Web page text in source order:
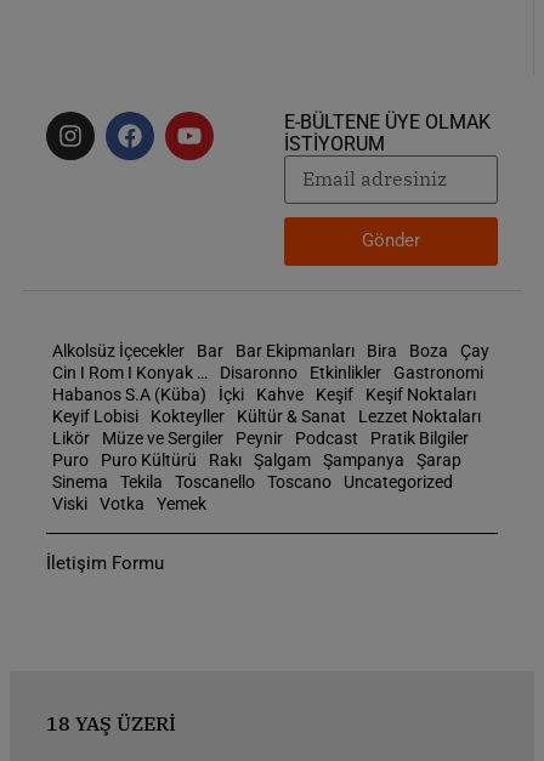
E-BÜLTENE ÜYE OLMAK
İSTİYORUM
Gönder
Alkolsüz İçecekler Bar Bar Ekipmanları Bira Boza
Çay
Cin I Rom I Konyak …
Disaronno Etkinlikler
Gastronomi
Habanos S.A (Küba)
İçki Kahve Keşif
Keşif Noktaları
Keyif Lobisi
Kokteyller Kültür & Sanat
Lezzet Noktaları
Likör
Müze ve Sergiler Peynir Podcast
Pratik Bilgiler
Puro
Puro Kültürü Rakı Şalgam Şampanya
Şarap
Sinema
Tekila Toscanello Toscano
Uncategorized
Viski
Votka Yemek
İletişim Formu
18 YAŞ ÜZERİ